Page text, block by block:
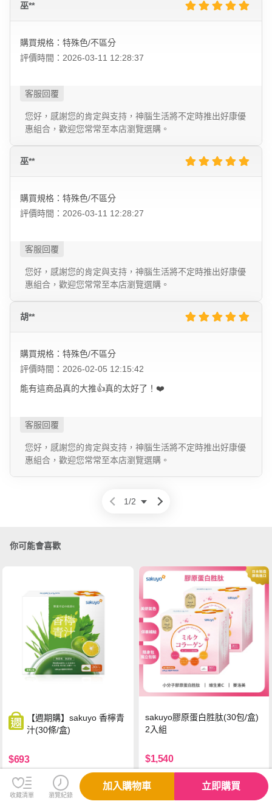
巫**
購買規格：特殊色/不區分
評價時間：2026-03-11 12:28:37
您好，感謝您的肯定與支持，神腦生活將不定時推出好康優
惠組合，歡迎您常常至本店瀏覽選購。
巫**
購買規格：特殊色/不區分
評價時間：2026-03-11 12:28:27
您好，感謝您的肯定與支持，神腦生活將不定時推出好康優
惠組合，歡迎您常常至本店瀏覽選購。
胡**
購買規格：特殊色/不區分
評價時間：2026-02-05 12:15:42
能有這商品真的大推👍真的太好了！❤️
您好，感謝您的肯定與支持，神腦生活將不定時推出好康優
惠組合，歡迎您常常至本店瀏覽選購。
1/2
你可能會喜歡
【週期購】sakuyo 香檸青
汁(30條/盒)
$693
免運
sakuyo膠原蛋白胜肽(30包/盒)
2入組
$1,540
免運
收藏清單 瀏覽紀錄
加入購物車 立即購買